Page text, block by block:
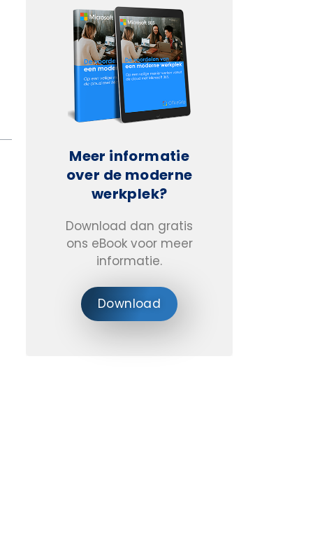
Meer informatie
over de moderne
werkplek?
Download dan gratis
ons eBook voor meer
informatie.
Download